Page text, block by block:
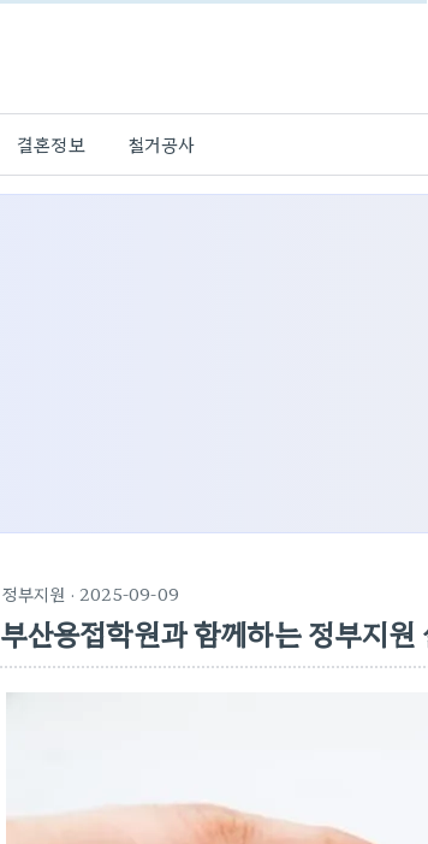
결혼정보 철거공사
정부지원 · 2025-09-09
부산용접학원과 함께하는 정부지